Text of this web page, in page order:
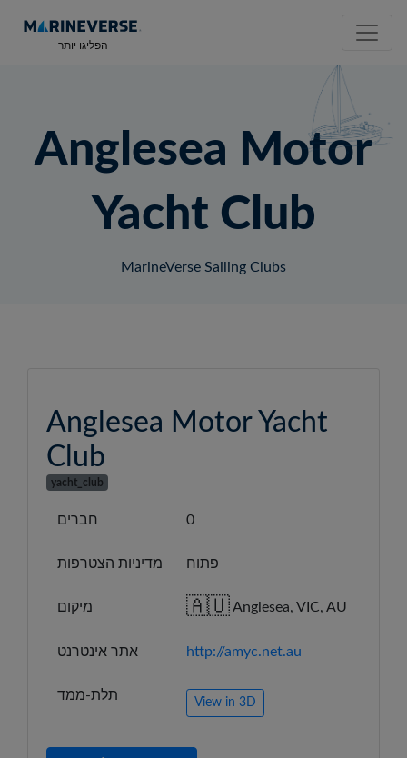
הפליגו יותר
Anglesea Motor
Yacht Club
MarineVerse Sailing Clubs
Anglesea Motor Yacht
Club
yacht_club
חברים 0
מדיניות הצטרפות פתוח
מיקום 🇦🇺Anglesea, VIC, AU
אתר אינטרנט http://amyc.net.au
תלת-ממד View in 3D